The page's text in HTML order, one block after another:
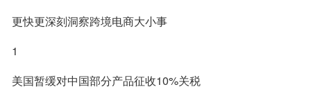
更快更深刻洞察跨境电商大小事
1
美国暂缓对中国部分产品征收10%关税